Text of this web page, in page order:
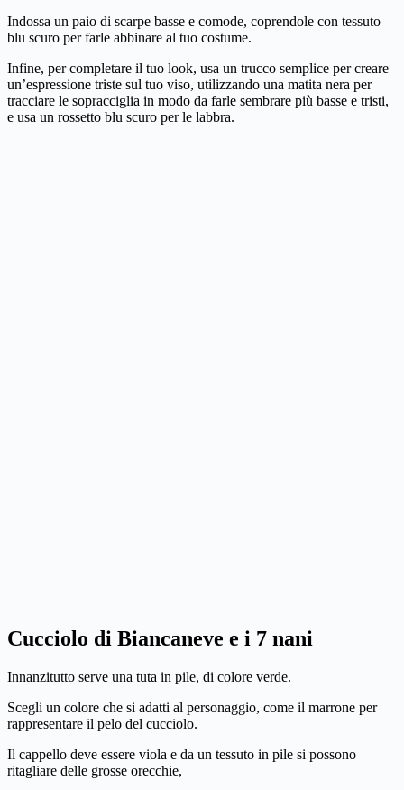
Indossa un paio di scarpe basse e comode, coprendole con tessuto
blu scuro per farle abbinare al tuo costume.
Infine, per completare il tuo look, usa un trucco semplice per creare
un’espressione triste sul tuo viso, utilizzando una matita nera per
tracciare le sopracciglia in modo da farle sembrare più basse e tristi,
e usa un rossetto blu scuro per le labbra.
Cucciolo di Biancaneve e i 7 nani
Innanzitutto serve una tuta in pile, di colore verde.
Scegli un colore che si adatti al personaggio, come il marrone per
rappresentare il pelo del cucciolo.
Il cappello deve essere viola e da un tessuto in pile si possono
ritagliare delle grosse orecchie,